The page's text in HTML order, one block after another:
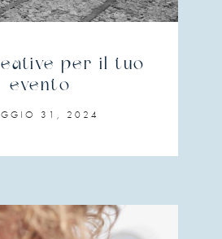
per il tuo
evento
31, 2024